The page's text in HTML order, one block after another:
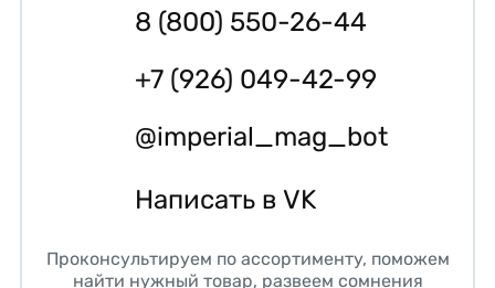
8 (800) 550-26-44
+7 (926) 049-42-99
@imperial_mag_bot
Написать в VK
Проконсультируем по ассортименту, поможем
найти нужный товар, развеем сомнения